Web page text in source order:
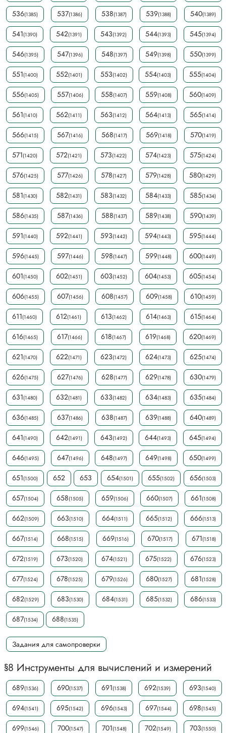
536(1385) 537(1386) 538(1387) 539(1388) 540(1389)
541(1390) 542(1391) 543(1392) 544(1393) 545(1394)
546(1395) 547(1396) 548(1397) 549(1398) 550(1399)
551(1400) 552(1401) 553(1402) 554(1403) 555(1404)
556(1405) 557(1406) 558(1407) 559(1408) 560(1409)
561(1410) 562(1411) 563(1412) 564(1413) 565(1414)
566(1415) 567(1416) 568(1417) 569(1418) 570(1419)
571(1420) 572(1421) 573(1422) 574(1423) 575(1424)
576(1425) 577(1426) 578(1427) 579(1428) 580(1429)
581(1430) 582(1431) 583(1432) 584(1433) 585(1434)
586(1435) 587(1436) 588(1437) 589(1438) 590(1439)
591(1440) 592(1441) 593(1442) 594(1443) 595(1444)
596(1445) 597(1446) 598(1447) 599(1448) 600(1449)
601(1450) 602(1451) 603(1452) 604(1453) 605(1454)
606(1455) 607(1456) 608(1457) 609(1458) 610(1459)
611(1460) 612(1461) 613(1462) 614(1463) 615(1464)
616(1465) 617(1466) 618(1467) 619(1468) 620(1469)
621(1470) 622(1471) 623(1472) 624(1473) 625(1474)
626(1475) 627(1476) 628(1477) 629(1478) 630(1479)
631(1480) 632(1481) 633(1482) 634(1483) 635(1484)
636(1485) 637(1486) 638(1487) 639(1488) 640(1489)
641(1490) 642(1491) 643(1492) 644(1493) 645(1494)
646(1495) 647(1496) 648(1497) 649(1498) 650(1499)
651(1500) 652 653 654(1501) 655(1502) 656(1503)
657(1504) 658(1505) 659(1506) 660(1507) 661(1508)
662(1509) 663(1510) 664(1511) 665(1512) 666(1513)
667(1514) 668(1515) 669(1516) 670(1517) 671(1518)
672(1519) 673(1520) 674(1521) 675(1522) 676(1523)
677(1524) 678(1525) 679(1526) 680(1527) 681(1528)
682(1529) 683(1530) 684(1531) 685(1532) 686(1533)
687(1534) 688(1535)
Задания для самопроверки
§8 Инструменты для вычислений и измерений
689(1536) 690(1537) 691(1538) 692(1539) 693(1540)
694(1541) 695(1542) 696(1543) 697(1544) 698(1545)
699(1546) 700(1547) 701(1548) 702(1549) 703(1550)